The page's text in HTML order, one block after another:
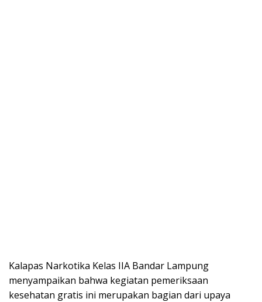
Kalapas Narkotika Kelas IIA Bandar Lampung
menyampaikan bahwa kegiatan pemeriksaan
kesehatan gratis ini merupakan bagian dari upaya